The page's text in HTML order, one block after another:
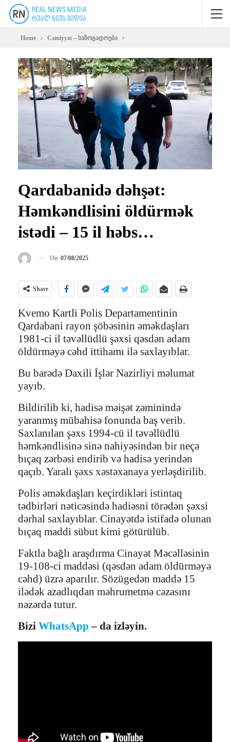
Home Cəmiyyət – საზოგადოება
Qardabanidə dəhşət:
Həmkəndlisini öldürmək
istədi – 15 il həbs…
On 07/08/2025
Share
Kvemo Kartli Polis Departamentinin
Qardabani rayon şöbəsinin əməkdaşları
1981-ci il təvəllüdlü şəxsi qəsdən adam
öldürməyə cəhd ittihamı ilə saxlayıblar.
Bu barədə Daxili İşlər Nazirliyi məlumat
yayıb.
Bildirilib ki, hadisə məişət zəminində
yaranmış mübahisə fonunda baş verib.
Saxlanılan şəxs 1994-cü il təvəllüdlü
həmkəndlisinə sinə nahiyəsindən bir neçə
bıçaq zərbəsi endirib və hadisə yerindən
qaçıb. Yaralı şəxs xəstəxanaya yerləşdirilib.
Polis əməkdaşları keçirdikləri istintaq
tədbirləri nəticəsində hadiəsni törədən şəxsi
dərhal saxlayıblar. Cinayətdə istifadə olunan
bıçaq maddi sübut kimi götürülüb.
Faktla bağlı araşdırma Cinayət Məcəlləsinin
19-108-ci maddəsi (qəsdən adam öldürməyə
cəhd) üzrə aparılır. Sözügedən maddə 15
ilədək azadlıqdan məhrumetmə cəzasını
nəzərdə tutur.
Bizi WhatsApp – da izləyin.